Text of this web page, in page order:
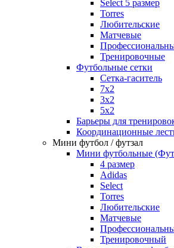
Select 5 размер
Torres
Любительские
Матчевые
Тренировочные
Футбольные сетки
Сетка-гаситель
7x2
3х2
5х2
Барьеры для
Координационные
Мини футбол / футзал
Мини футбольные
4 размер
Adidas
Select
Torres
Любительские
Матчевые
Тренировочный